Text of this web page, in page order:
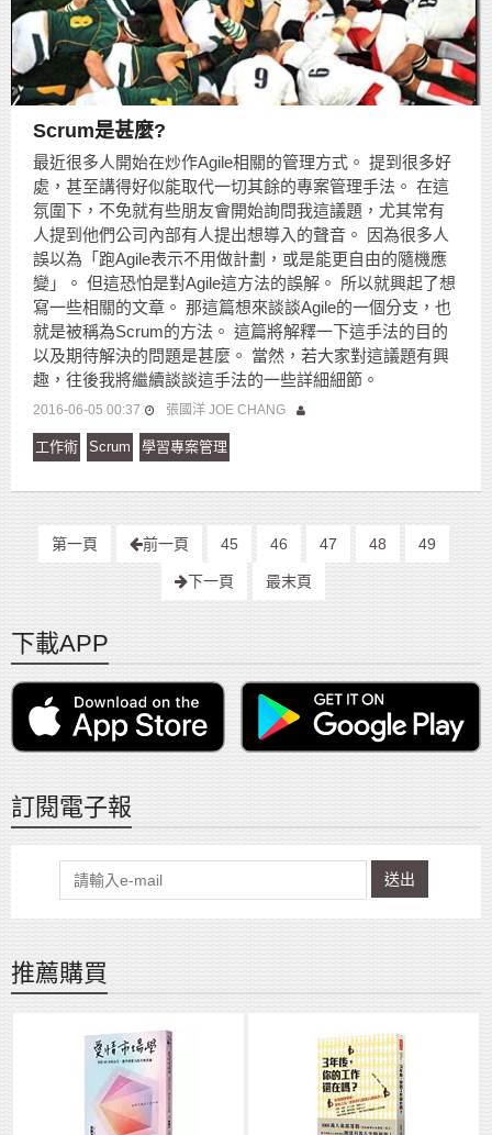
Scrum是甚麼?
最近很多人開始在炒作Agile相關的管理方式。 提到很多好
處，甚至講得好似能取代一切其餘的專案管理手法。 在這
氛圍下，不免就有些朋友會開始詢問我這議題，尤其常有
人提到他們公司內部有人提出想導入的聲音。 因為很多人
誤以為「跑Agile表示不用做計劃，或是能更自由的隨機應
變」。 但這恐怕是對Agile這方法的誤解。 所以就興起了想
寫一些相關的文章。 那這篇想來談談Agile的一個分支，也
就是被稱為Scrum的方法。 這篇將解釋一下這手法的目的
以及期待解決的問題是甚麼。 當然，若大家對這議題有興
趣，往後我將繼續談談這手法的一些詳細細節。
2016-06-05 00:37 張國洋 JOE CHANG
工作術 Scrum 學習專案管理
第一頁 前一頁 45 46 47 48 49
下一頁 最末頁
下載APP
訂閱電子報
送出
推薦購買